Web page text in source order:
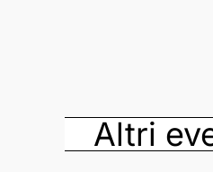
Altri